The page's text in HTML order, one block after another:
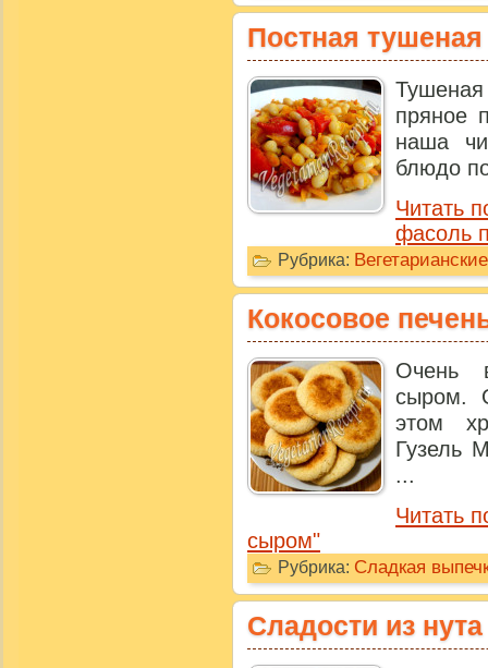
Постная
Тушеная
пряное
наша
блюдо
Читать
фасоль
Рубрика:
Кокосовое
Очень
сыром.
этом
Гузель
...
Читать
сыром"
Рубрика: Сладкая
Сладости из